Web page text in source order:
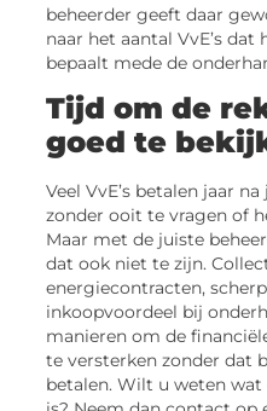
beheerder geeft daar
naar het aantal VvE’s
bepaalt mede de
Tijd om de
goed te
Veel VvE’s betalen jaar
zonder ooit te vragen of
Maar met de juiste
dat ook niet te zijn.
energiecontracten,
inkoopvoordeel bij
manieren om de
te versterken zonder dat
betalen. Wilt u weten